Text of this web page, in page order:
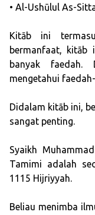
• Al-Ushūlul As-
Kitāb ini
bermanfaat, kitāb
banyak faedah.
mengetahui
Didalam kitāb ini,
sangat penting.
Syaikh
Tamimi adalah
1115 Hijriyyah.
Beliau menimba